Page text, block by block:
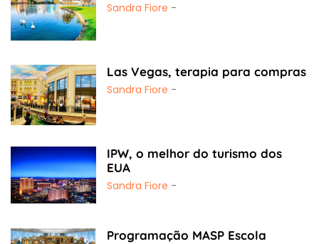
Sandra Fiore -
Las Vegas, terapia para compras
Sandra Fiore -
IPW, o melhor do turismo dos
EUA
Sandra Fiore -
Programação MASP Escola